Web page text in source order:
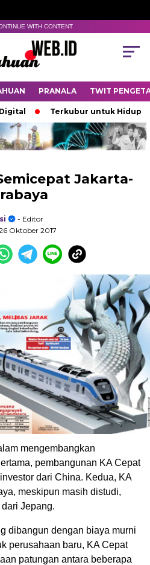
WITH CONTENT
PRANALA TWIT
Terkubur untuk Hidup
Jakarta-
- Editor
Oktober 2017
mengembangkan
pembangunan KA Cepat
dari China. Kedua, KA
meskipun masih distudi,
Jepang.
dibangun dengan biaya murni
perusahaan baru, KA Cepat
patungan antara beberapa